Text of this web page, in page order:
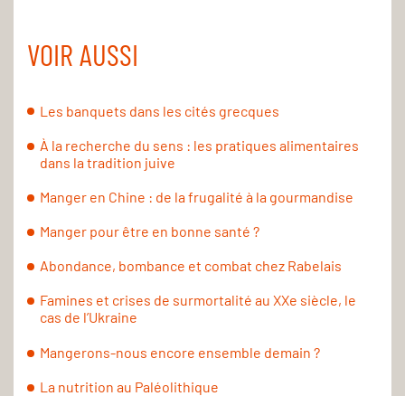
VOIR AUSSI
Les banquets dans les cités grecques
À la recherche du sens : les pratiques alimentaires
dans la tradition juive
Manger en Chine : de la frugalité à la gourmandise
Manger pour être en bonne santé ?
Abondance, bombance et combat chez Rabelais
Famines et crises de surmortalité au XXe siècle, le
cas de l’Ukraine
Mangerons-nous encore ensemble demain ?
La nutrition au Paléolithique